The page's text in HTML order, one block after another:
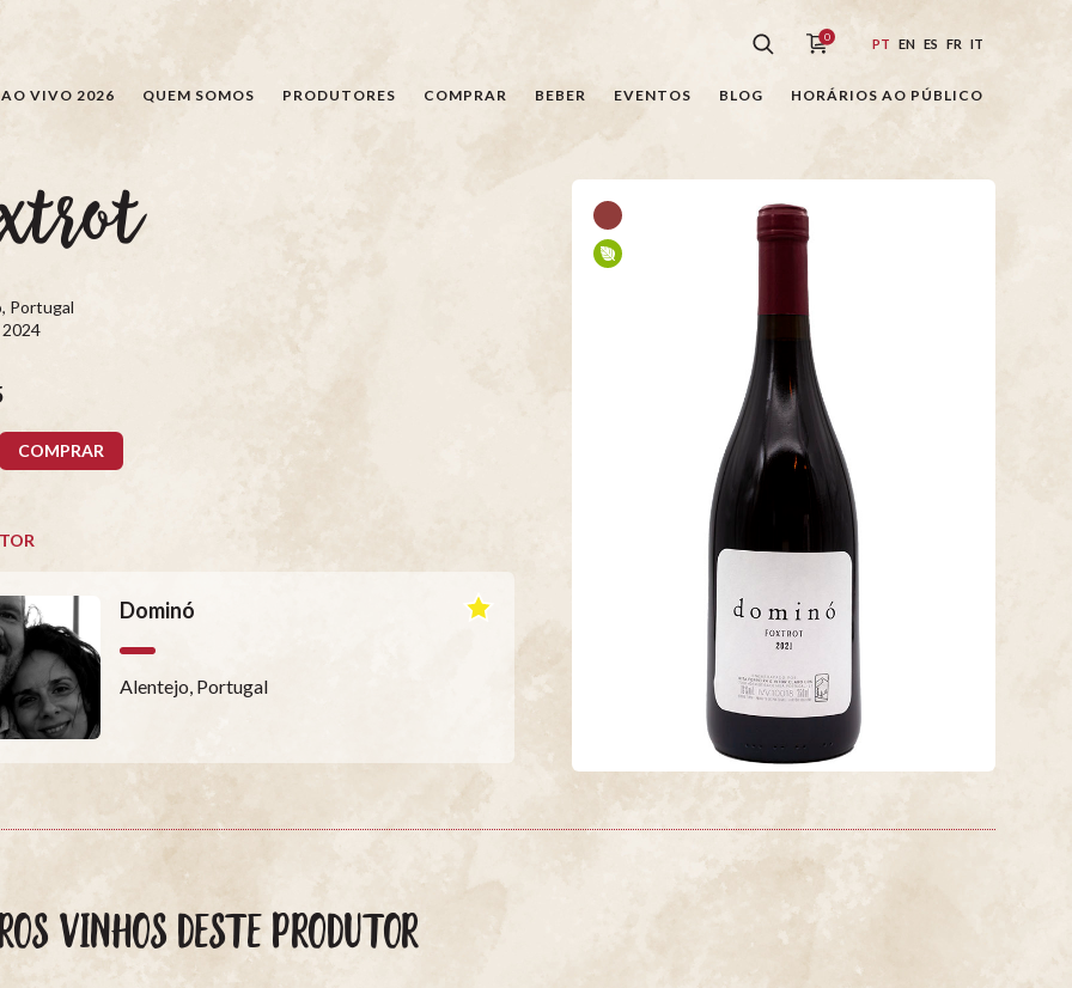
0 PT EN ES FR IT
VIVO 2026 QUEM SOMOS PRODUTORES COMPRAR BEBER EVENTOS BLOG HORÁRIOS AO PÚBLICO
Portugal
2024
COMPRAR
Dominó
Alentejo, Portugal
VINHOS DESTE PRODUTOR